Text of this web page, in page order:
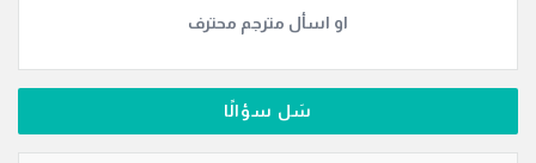
او اسأل مترجم محترف
سَل سؤالًا